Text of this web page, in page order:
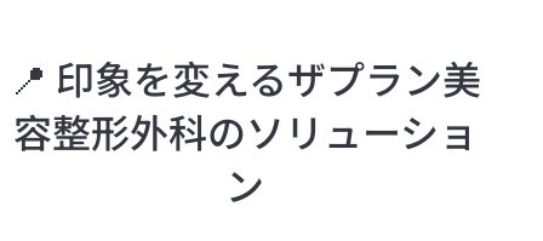
📍 印象を変えるザプラン美
容整形外科のソリューショ
ン